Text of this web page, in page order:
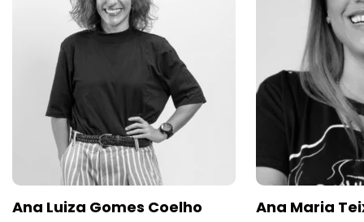
Ana Luiza Gomes Coelho Ana Maria